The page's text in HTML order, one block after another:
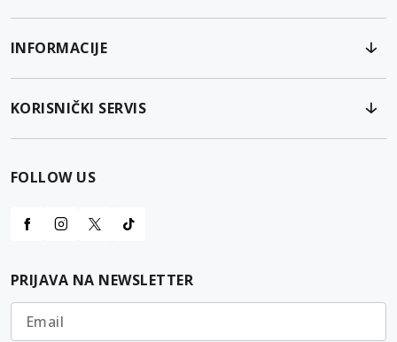
INFORMACIJE
KORISNIČKI SERVIS
FOLLOW US
PRIJAVA NA NEWSLETTER
Email